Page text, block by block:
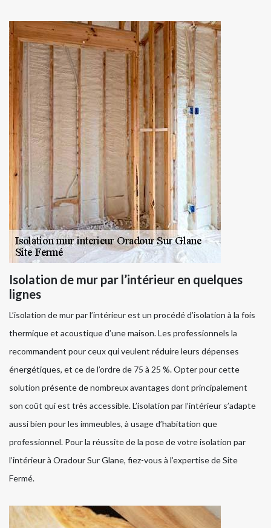
Isolation de mur par l’intérieur en quelques
lignes
L’isolation de mur par l’intérieur est un procédé d’isolation à la fois
thermique et acoustique d’une maison. Les professionnels la
recommandent pour ceux qui veulent réduire leurs dépenses
énergétiques, et ce de l’ordre de 75 à 25 %. Opter pour cette
solution présente de nombreux avantages dont principalement
son coût qui est très accessible. L’isolation par l’intérieur s’adapte
aussi bien pour les immeubles, à usage d’habitation que
professionnel. Pour la réussite de la pose de votre isolation par
l’intérieur à Oradour Sur Glane, fiez-vous à l’expertise de Site
Fermé.